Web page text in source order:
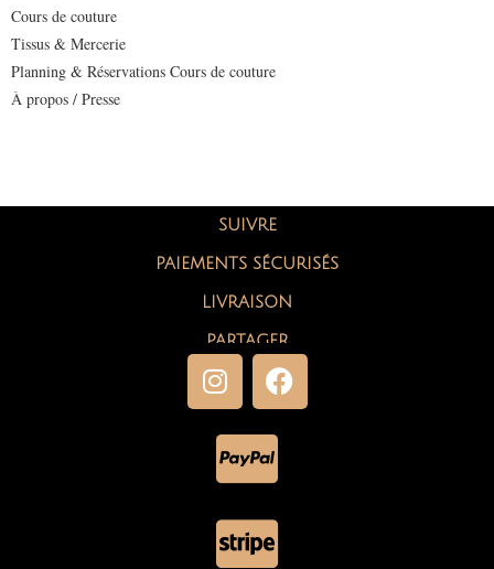
Cours de couture
Tissus & Mercerie
Planning & Réservations Cours de couture
À propos / Presse
SUIVRE
PAIEMENTS SÉCURISÉS
LIVRAISON
PARTAGER